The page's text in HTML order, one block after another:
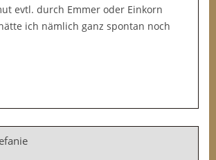
evtl. durch Emmer oder Einkorn
ich nämlich ganz spontan noch